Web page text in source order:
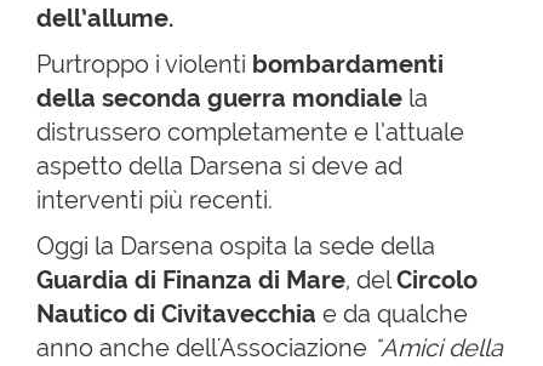
dell’allume.
Purtroppo i violenti bombardamenti
della seconda guerra mondiale la
distrussero completamente e l’attuale
aspetto della Darsena si deve ad
interventi più recenti.
Oggi la Darsena ospita la sede della
Guardia di Finanza di Mare, delCircolo
Nautico di Civitavecchia e da qualche
anno anche dell'Associazione "Amici della